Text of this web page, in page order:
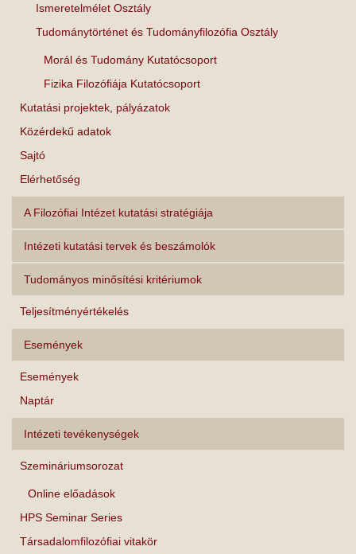
Ismeretelmélet Osztály
Tudománytörténet és Tudományfilozófia Osztály
Morál és Tudomány Kutatócsoport
Fizika Filozófiája Kutatócsoport
Kutatási projektek, pályázatok
Közérdekű adatok
Sajtó
Elérhetőség
A Filozófiai Intézet kutatási stratégiája
Intézeti kutatási tervek és beszámolók
Tudományos minősítési kritériumok
Teljesítményértékelés
Események
Események
Naptár
Intézeti tevékenységek
Szemináriumsorozat
Online előadások
HPS Seminar Series
Társadalomfilozófiai vitakör